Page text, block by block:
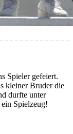
Spieler gefeiert.
kleiner Bruder die
durfte unter
Spielzeug!